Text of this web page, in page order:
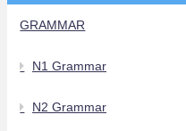
GRAMMAR
N1 Grammar
N2 Grammar